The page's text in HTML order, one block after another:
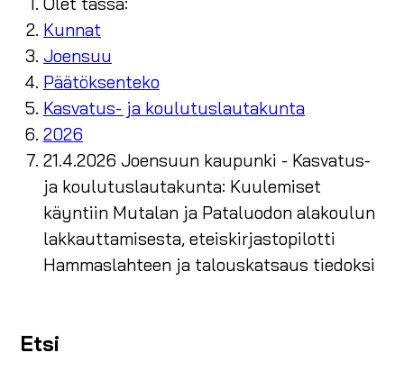
Kunnat
Joensuu
Päätöksenteko
Kasvatus- ja koulutuslautakunta
2026
21.4.2026 Joensuun kaupunki - Kasvatus-
ja koulutuslautakunta: Kuulemiset
käyntiin Mutalan ja Pataluodon alakoulun
lakkauttamisesta, eteiskirjastopilotti
Hammaslahteen ja talouskatsaus tiedoksi
Etsi